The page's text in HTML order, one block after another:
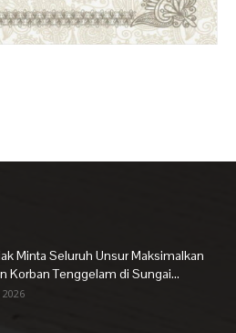
Minta Seluruh Unsur Maksimalkan
Korban Tenggelam di Sungai...